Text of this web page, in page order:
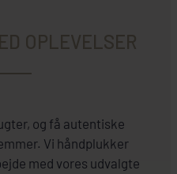
OPLEVELSER
og få autentiske
Vi håndplukker
med vores udvalgte